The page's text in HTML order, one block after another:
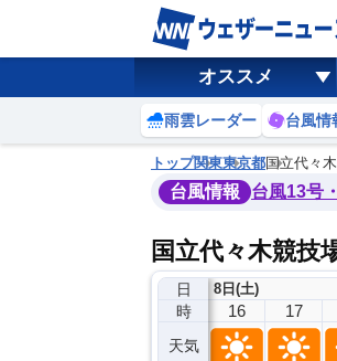
オススメ
雨雲レーダー 台風情
トップ関東東京都国立代々
台風情報 台風13号
国立代々木競技
日
時
天気
8日(土)
15 16 17